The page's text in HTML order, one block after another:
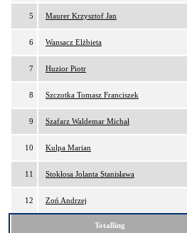
5 Maurer Krzysztof Jan
6 Wansacz Elżbieta
7 Huzior Piotr
8 Szczotka Tomasz Franciszek
9 Szafarz Waldemar Michał
10 Kulpa Marian
11 Stokłosa Jolanta Stanisława
12 Zoń Andrzej
Totalling